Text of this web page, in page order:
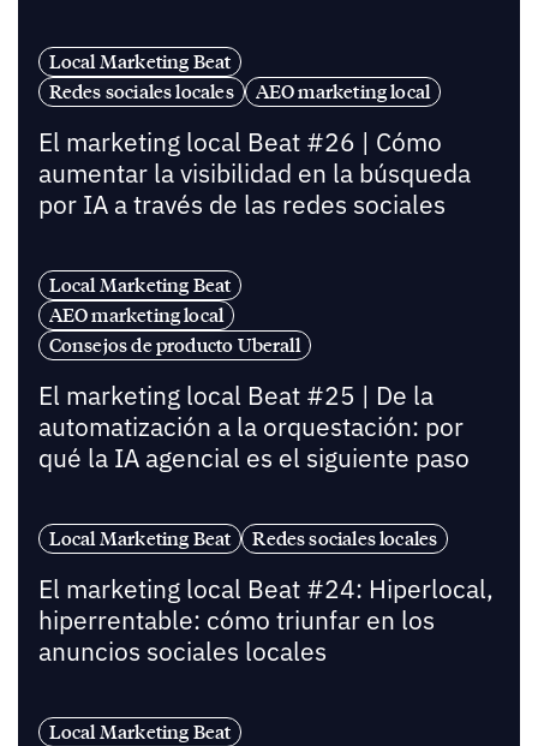
Local Marketing Beat
Redes sociales locales
AEO marketing local
El marketing local Beat #26 | Cómo
aumentar la visibilidad en la búsqueda
por IA a través de las redes sociales
Local Marketing Beat
AEO marketing local
Consejos de producto Uberall
El marketing local Beat #25 | De la
automatización a la orquestación: por
qué la IA agencial es el siguiente paso
Local Marketing Beat Redes sociales locales
El marketing local Beat #24: Hiperlocal,
hiperrentable: cómo triunfar en los
anuncios sociales locales
Local Marketing Beat